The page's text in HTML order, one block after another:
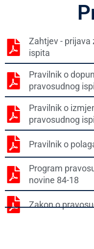
Zahtjev - prijava
ispita
Pravilnik o
pravosudnog
Pravilnik o
pravosudnog
Pravilnik o
Program
novine 84-18
Zakon o